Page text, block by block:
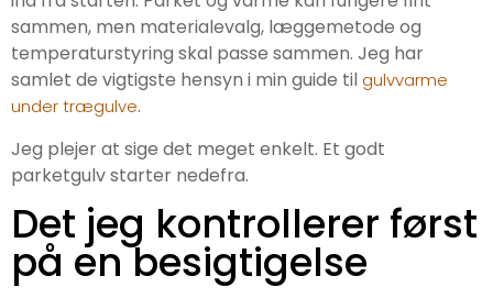
sammen, men materialevalg, læggemetode og
temperaturstyring skal passe sammen. Jeg har
samlet de vigtigste hensyn i min guide til gulvvarme
under trægulve.
Jeg plejer at sige det meget enkelt. Et godt
parketgulv starter nedefra.
Det jeg kontrollerer først
på en besigtigelse